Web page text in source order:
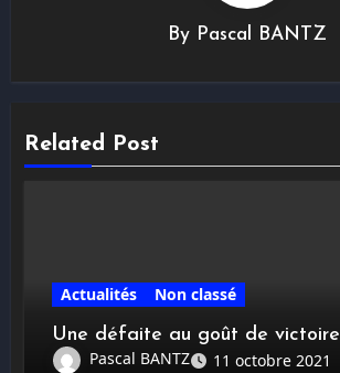
By Pascal BANTZ
Related Post
Actualités
Non classé
Une défaite au goût de victoire
Pascal BANTZ
11 octobre 2021